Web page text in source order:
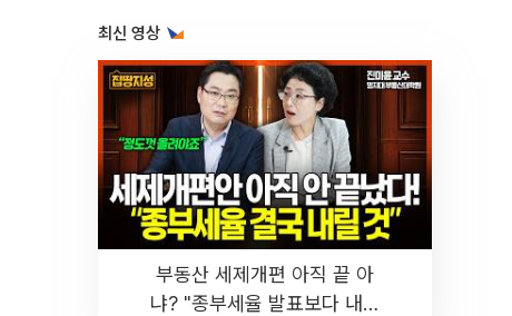
최신 영상
부동산 세제개편 아직 끝 아
냐? "종부세율 발표보다 내릴